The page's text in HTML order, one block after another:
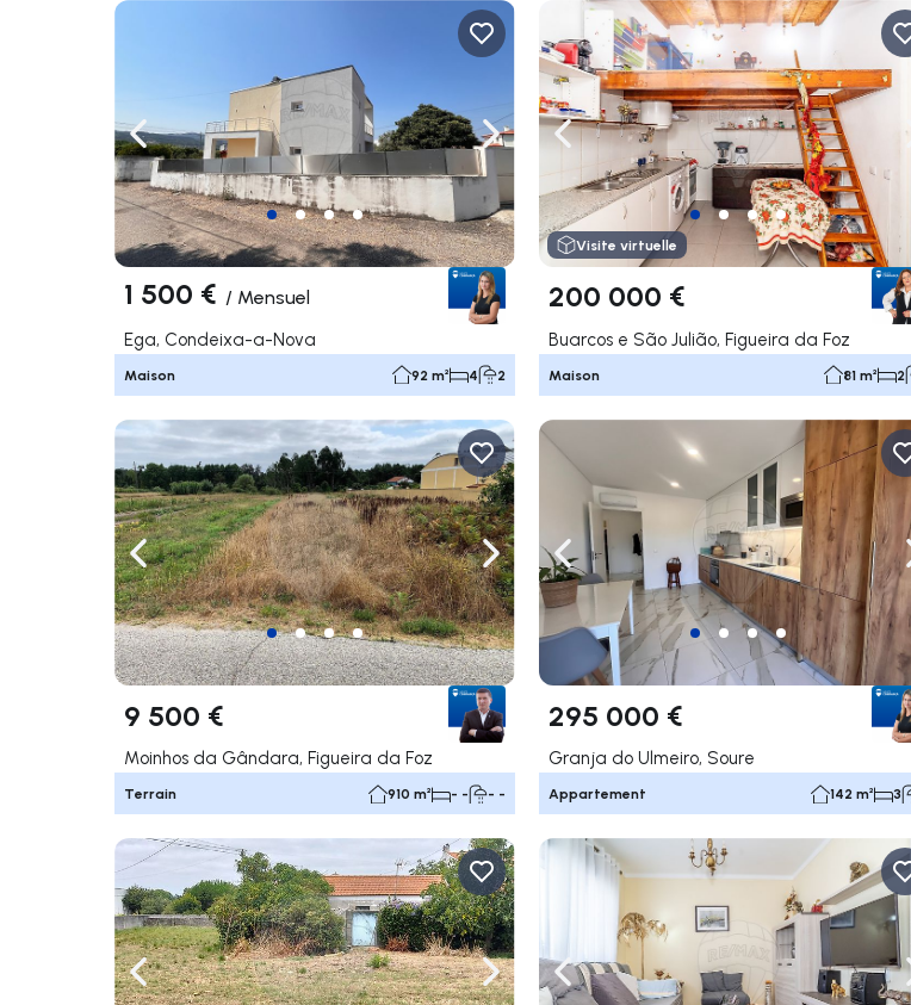
Naviguer vers la gauche Naviguer vers la droite
1 500 € / Mensuel
Ega, Condeixa-a-Nova
Maison 92 m² 4 2
Naviguer vers la gauche
Visite virtuelle
200 000 €
Buarcos e São Julião, Figueira da Foz
Maison 81 m² 2
Naviguer vers la gauche Naviguer vers la droite
9 500 €
Moinhos da Gândara, Figueira da Foz
Terrain 910 m² - - - -
Naviguer vers la gauche
295 000 €
Granja do Ulmeiro, Soure
Appartement 142 m² 3
Naviguer vers la gauche Naviguer vers la droite
Naviguer vers la gauche